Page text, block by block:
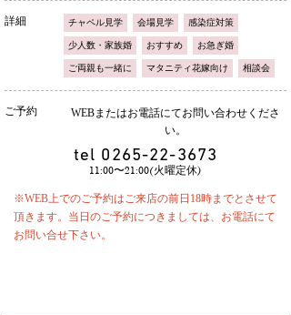
詳細 チャペル見学 会場見学 感染症対策
少人数・家族婚 おすすめ お急ぎ婚
ご両親も一緒に マタニティ花嫁向け 相談会
ご予約
WEBまたはお電話にてお問い合わせくださ
い。
tel 0265-22-3673
11:00〜21:00(火曜定休)
※WEB上でのご予約はご来店の前日18時までとさせて
頂きます。当日のご予約につきましては、お電話にて
お問い合せ下さい。